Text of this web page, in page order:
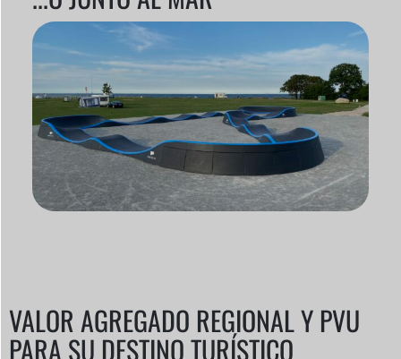
VALOR AGREGADO REGIONAL Y PVU
PARA SU DESTINO TURÍSTICO